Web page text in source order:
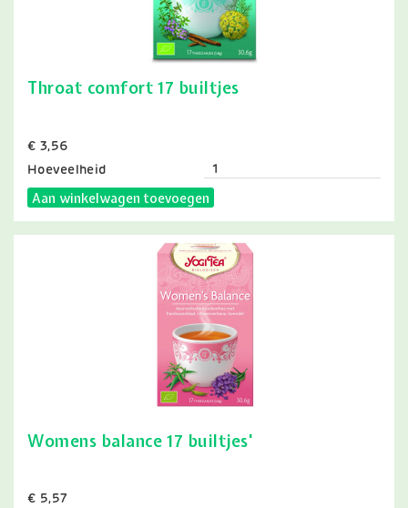
Throat comfort 17 builtjes
Prijs
€ 3,56
Hoeveelheid
Aan winkelwagen toevoegen
Womens balance 17 builtjes'
Prijs
€ 5,57